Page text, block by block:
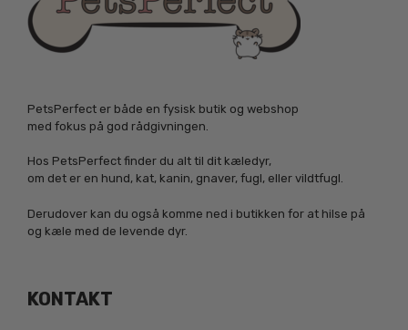
PetsPerfect er både en fysisk butik og webshop
med fokus på god rådgivningen.
Hos PetsPerfect finder du alt til dit kæledyr,
om det er en hund, kat, kanin, gnaver, fugl, eller vildtfugl.
Derudover kan du også komme ned i butikken for at hilse på
og kæle med de levende dyr.
KONTAKT